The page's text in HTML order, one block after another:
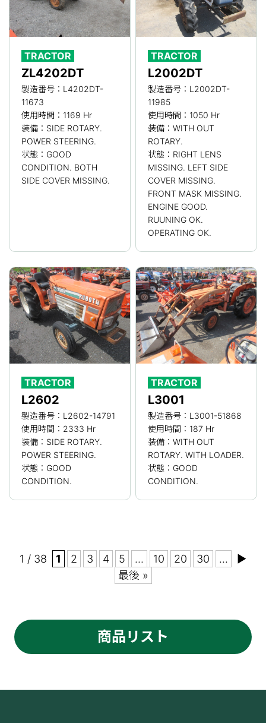
TRACTOR
ZL4202DT
製造番号：L4202DT-
11673
使用時間：1169 Hr
装備：SIDE ROTARY.
POWER STEERING.
状態：GOOD
CONDITION. BOTH
SIDE COVER MISSING.
TRACTOR
L2002DT
製造番号：L2002DT-
11985
使用時間：1050 Hr
装備：WITH OUT
ROTARY.
状態：RIGHT LENS
MISSING. LEFT SIDE
COVER MISSING.
FRONT MASK MISSING.
ENGINE GOOD.
RUUNING OK.
OPERATING OK.
TRACTOR
L2602
製造番号：L2602-14791
使用時間：2333 Hr
装備：SIDE ROTARY.
POWER STEERING.
状態：GOOD
CONDITION.
TRACTOR
L3001
製造番号：L3001-51868
使用時間：187 Hr
装備：WITH OUT
ROTARY. WITH LOADER.
状態：GOOD
CONDITION.
1 / 38 1 2 3 4 5 ... 10 20 30 ...
▶
最後 »
商品リスト